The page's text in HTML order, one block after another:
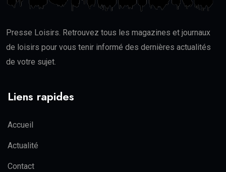
Presse Loisirs. Retrouvez tous les magazines et journaux
de loisirs pour vous tenir informé des dernières actualités
de votre sujet.
Liens rapides
Accueil
Actualité
Contact